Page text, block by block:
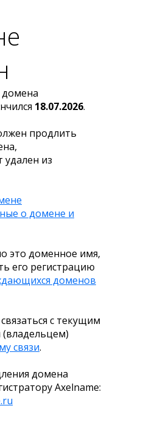
домена
18.07.2026.
продлить
удален из
о домене и
это доменное имя,
его регистрацию
доменов
с текущим
связи.
домена
Axelname: